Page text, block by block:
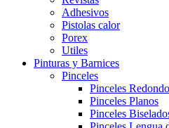
Adhesivos
Pistolas calor
Porex
Utiles
Pinturas y Barnices
Pinceles
Pinceles
Pinceles Planos
Pinceles